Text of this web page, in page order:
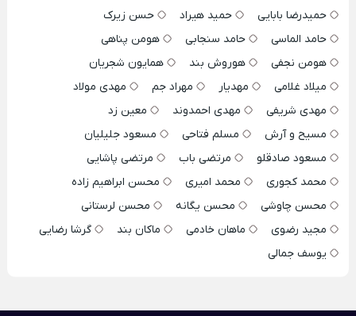
حمیدرضا بابایی
حمید هیراد
حسن زیرک
حامد الماسی
حامد سنجابی
هومن پناهی
هومن نجفی
هوروش بند
همایون شجریان
میلاد غلامی
مهدیار مهراد جم
مهدی مولاد
مهدی شریفی
مهدی احمدوند
معین زد
مسیح و آرش
مسلم فتاحی
مسعود جلیلیان
مسعود صادقلو
مرتضی باب
مرتضی پاشایی
محمد کجوری
محمد امیری
محسن ابراهیم زاده
محسن چاوشی
محسن یگانه
محسن لرستانی
مجید رضوی
ماهان خادمی ماکان بند
گرشا رضایی
یوسف جمالی